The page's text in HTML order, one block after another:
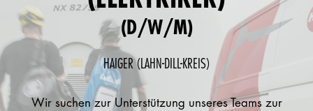
(D/W/M)
HAIGER (LAHN-DILL-KREIS)
Wir suchen zur Unterstützung unseres Teams zur